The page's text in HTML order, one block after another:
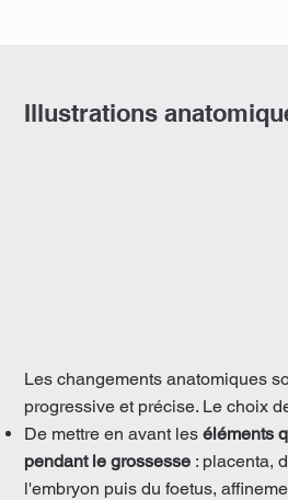
Illustrations
Les changements anatomiques
progressive et précise. Le choix
De mettre en avant leséléments
pendant le grossesse : placenta,
l'embryon puis du foetus,